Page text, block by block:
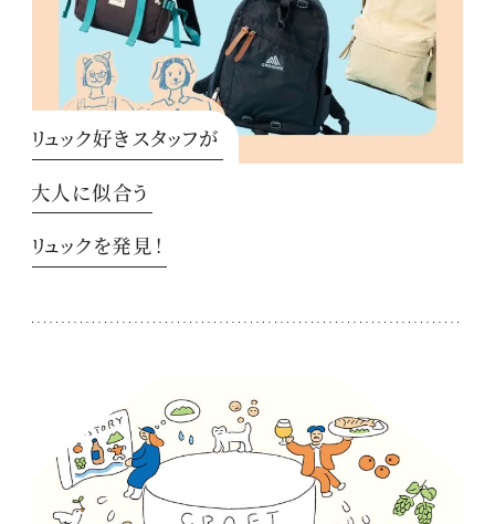
リュック好きスタッフが
大人に似合う
リュックを発見！